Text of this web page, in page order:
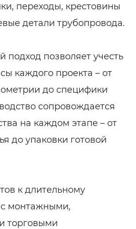
переходы, крестовины
детали трубопровода.
подход позволяет учесть
каждого проекта – от
до специфики
сопровождается
на каждом этапе – от
до упаковки готовой
к длительному
с монтажными,
торговыми